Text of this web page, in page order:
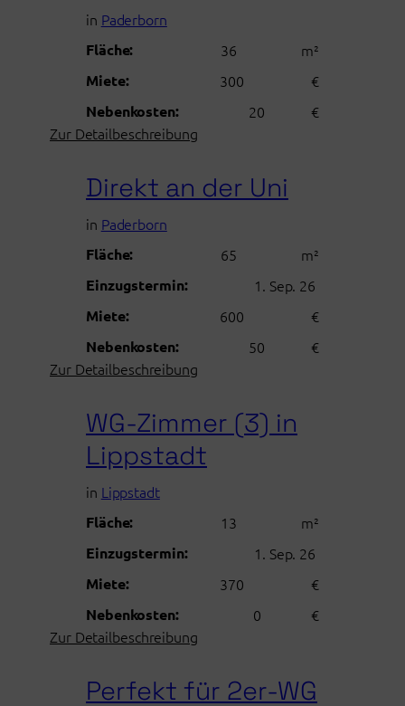
in Paderborn
Fläche: 36 m²
Miete: 300 €
Nebenkosten: 20
€
Zur Detailbeschreibung:
möblierte
1-
Direkt an der Uni
in Paderborn
Fläche: 65 m²
Einzugstermin: 1. Sep. 26
Miete: 600 €
Nebenkosten: 50
€
Zur Detailbeschreibung:
der
Uni
WG-Zimmer (3) in
Lippstadt
in Lippstadt
Fläche: 13 m²
Einzugstermin: 1. Sep. 26
Miete: 370 €
Nebenkosten: 0
€
Zur Detailbeschreibung:
Zimmer
(3)
Perfekt für 2er-WG